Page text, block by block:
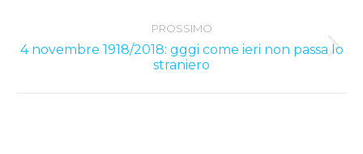
PROSSIMO
Next
post:
4 novembre 1918/2018: gggi come ieri non passa lo
straniero